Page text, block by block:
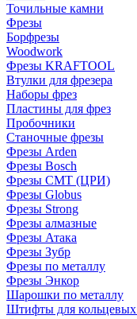
Точильные камни
Фрезы
Борфрезы
Woodwork
Фрезы KRAFTOOL
Втулки для фрезера
Наборы фрез
Пластины для фрез
Пробочники
Станочные фрезы
Фрезы Arden
Фрезы Bosch
Фрезы CMT (ЦРИ)
Фрезы Globus
Фрезы Strong
Фрезы алмазные
Фрезы Атака
Фрезы Зубр
Фрезы по металлу
Фрезы Энкор
Шарошки по металлу
Штифты для кольцевых